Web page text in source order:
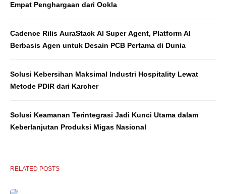
Empat Penghargaan dari Ookla
Cadence Rilis AuraStack AI Super Agent, Platform AI
Berbasis Agen untuk Desain PCB Pertama di Dunia
Solusi Kebersihan Maksimal Industri Hospitality Lewat
Metode PDIR dari Karcher
Solusi Keamanan Terintegrasi Jadi Kunci Utama dalam
Keberlanjutan Produksi Migas Nasional
RELATED POSTS